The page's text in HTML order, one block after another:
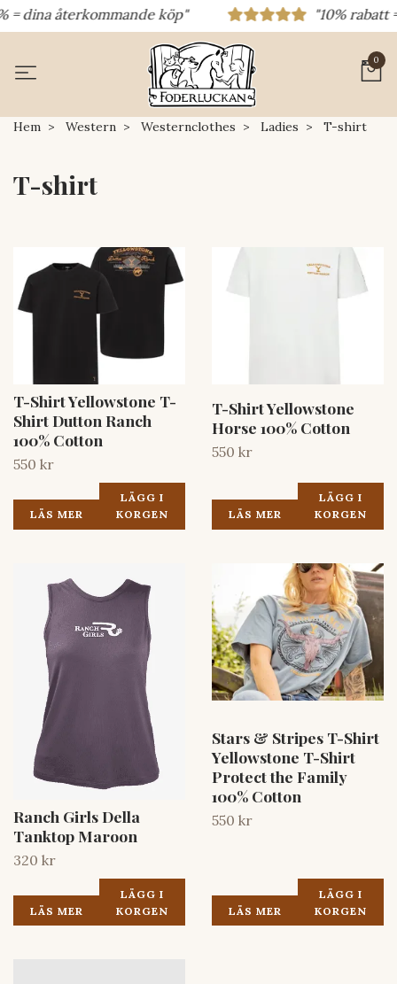
dina återkommande köp" "10% rabatt =
0
Hem Western Westernclothes Ladies T-shirt
T-shirt
T-Shirt Yellowstone T-
Shirt Dutton Ranch
100% Cotton
550 kr
LÄS MER
LÄGG I
KORGEN
T-Shirt Yellowstone
Horse 100% Cotton
550 kr
LÄS MER
LÄGG I
KORGEN
Ranch Girls Della
Tanktop Maroon
320 kr
LÄS MER
LÄGG I
KORGEN
Stars & Stripes T-Shirt
Yellowstone T-Shirt
Protect the Family
100% Cotton
550 kr
LÄS MER
LÄGG I
KORGEN